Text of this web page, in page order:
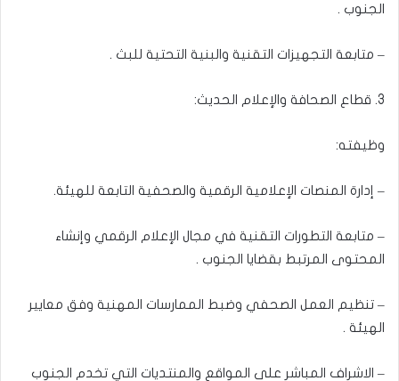
الجنوب .
– متابعة التجهيزات التقنية والبنية التحتية للبث .
3. قطاع الصحافة والإعلام الحديث:
وظيفته:
– إدارة المنصات الإعلامية الرقمية والصحفية التابعة للهيئة.
– متابعة التطورات التقنية في مجال الإعلام الرقمي وإنشاء
المحتوى المرتبط بقضايا الجنوب .
– تنظيم العمل الصحفي وضبط الممارسات المهنية وفق معايير
الهيئة .
– الاشراف المباشر على المواقع والمنتديات التي تخدم الجنوب